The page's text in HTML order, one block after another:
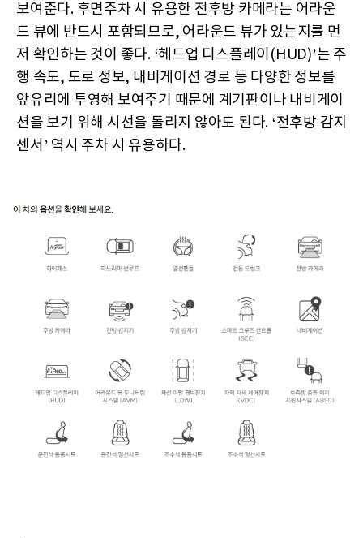
보여준다. 후면주차 시 유용한 전후방 카메라는 어라운
드 뷰에 반드시 포함되므로, 어라운드 뷰가 있는지를 먼
저 확인하는 것이 좋다. ‘헤드업 디스플레이(HUD)’는 주
행 속도, 도로 정보, 내비게이션 경로 등 다양한 정보를
앞유리에 투영해 보여주기 때문에 계기판이나 내비게이
션을 보기 위해 시선을 돌리지 않아도 된다. ‘전후방 감지
센서’ 역시 주차 시 유용하다.